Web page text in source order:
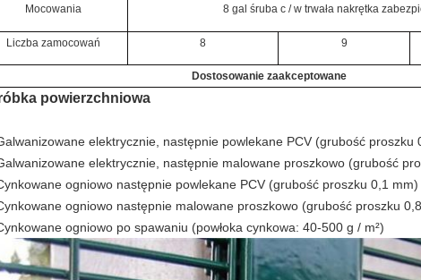
Mocowania 8 gal śruba c / w trwała nakrętka
Liczba zamocowań 8 9
Dostosowanie zaakceptowane
powierzchniowa
elektrycznie, następnie powlekane PCV (grubość proszku
elektrycznie, następnie malowane proszkowo (grubość
ogniowo następnie powlekane PCV (grubość proszku 0,1 mm)
ogniowo następnie malowane proszkowo (grubość proszku
ogniowo po spawaniu (powłoka cynkowa: 40-500 g / m²)